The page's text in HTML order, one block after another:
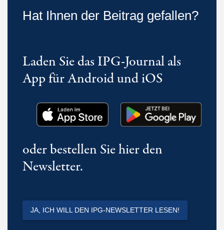
Hat Ihnen der Beitrag gefallen?
Laden Sie das IPG-Journal als
App für Android und iOS
oder bestellen Sie hier den
Newsletter.
JA, ICH WILL DEN IPG-NEWSLETTER LESEN!